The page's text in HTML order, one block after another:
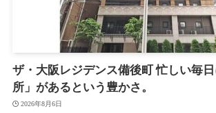
ザ・大阪レジデンス備後町 忙しい毎
所」があるという豊かさ。
2026年8月6日